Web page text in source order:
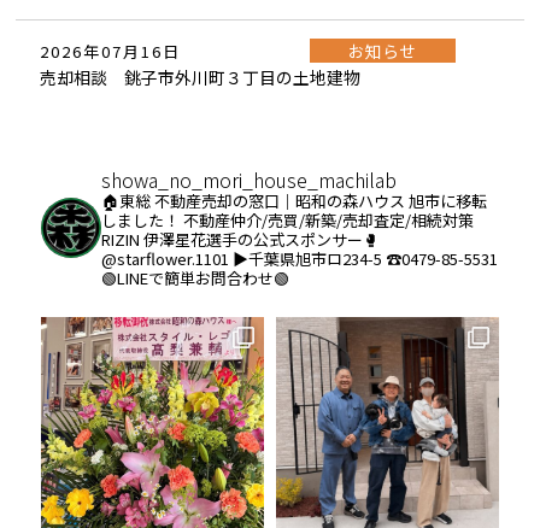
2026年07月16日
お知らせ
売却相談 銚子市外川町３丁目の土地建物
showa_no_mori_house_machilab
🏠東総 不動産売却の窓口｜昭和の森ハウス 旭市に移転
しました！ 不動産仲介/売買/新築/売却査定/相続対策
RIZIN 伊澤星花選手の公式スポンサー🥊
@starflower.1101 ▶︎千葉県旭市ロ234-5 ☎️0479-85-5531
🟢LINEで簡単お問合わせ🟢